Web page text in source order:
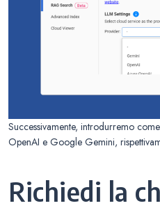
Successivamente, introdurremo
OpenAI e Google Gemini,
Richiedi la